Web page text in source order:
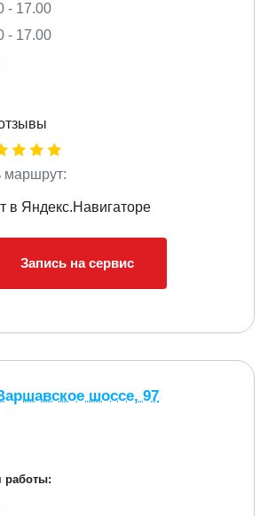
- 17.00
- 17.00
маршрут:
Запись на сервис
шоссе, 97
работы: